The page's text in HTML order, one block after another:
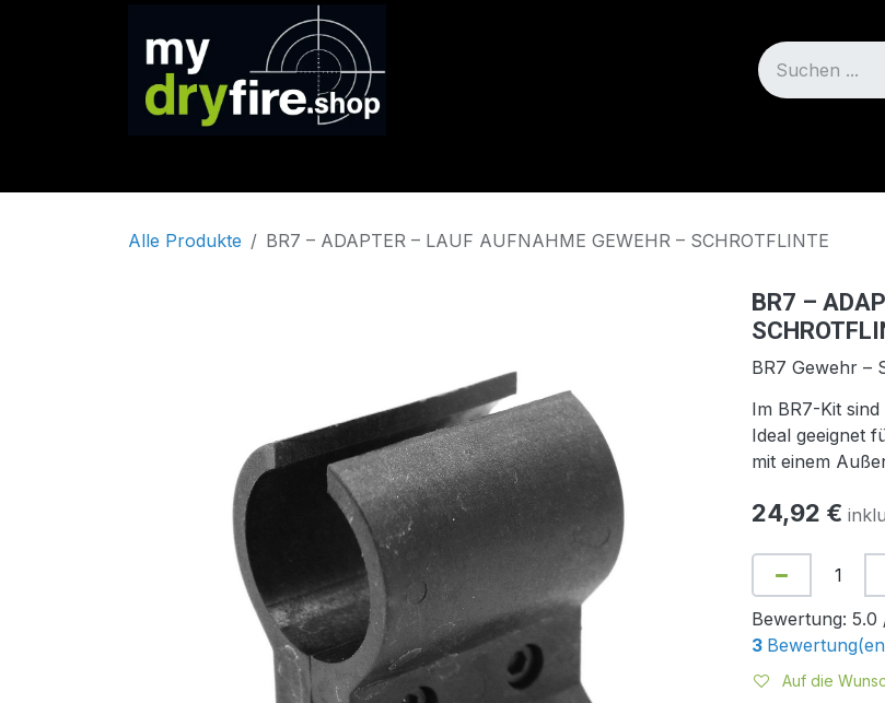
Alle Produkte BR7 – ADAPTER – LAUF AUFNAHME GEWEHR – SCHROTFLINTE
BR7 –
BR7 Gewehr –
Im BR7-Kit
Ideal geeignet
mit einem
24,92 €
Bewertung: 5.0
3
Auf die